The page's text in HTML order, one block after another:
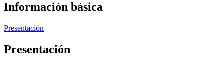
Información básica
Presentación
Presentación